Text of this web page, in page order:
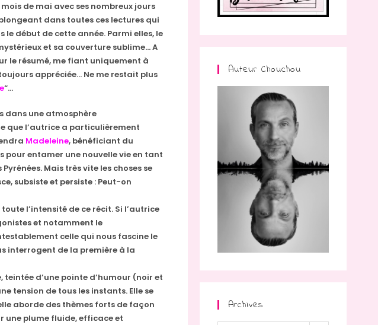
de mai avec ses nombreux jours
dans toutes ces lectures qui
début de cette année. Parmi elles, le
et sa couverture sublime… A
le résumé, me fiant uniquement à
appréciée… Ne me restait plus
“…
dans une atmosphère
que l’autrice a particulièrement
Madeleine, bénéficiant du
pour entamer une nouvelle vie en tant
Mais très vite les choses se
subsiste et persiste : Peut-on
l’intensité de ce récit. Si l’autrice
et notamment le
celle qui nous fascine le
interrogent de la première à la
teintée d’une pointe d’humour (noir et
tension de tous les instants. Elle se
aborde des thèmes forts de façon
une plume fluide, efficace et
Auteur Chouchou
Archives